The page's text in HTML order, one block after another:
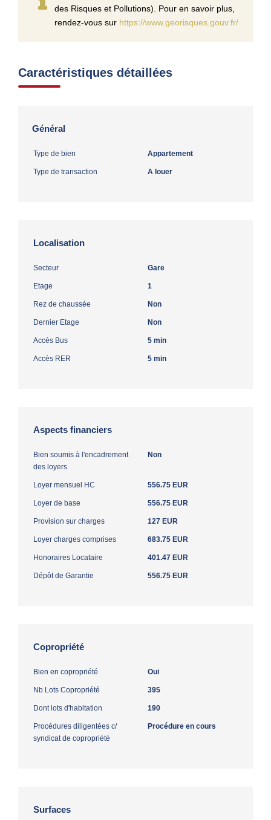
des Risques et Pollutions). Pour en savoir plus,
rendez-vous sur https://www.georisques.gouv.fr/
Caractéristiques détaillées
Général
Type de bien Appartement
Type de transaction A louer
Localisation
Secteur Gare
Etage 1
Rez de chaussée Non
Dernier Etage Non
Accès Bus 5 min
Accès RER 5 min
Aspects financiers
Bien soumis à l'encadrement
des loyers
Non
Loyer mensuel HC 556.75 EUR
Loyer de base 556.75 EUR
Provision sur charges 127 EUR
Loyer charges comprises 683.75 EUR
Honoraires Locataire 401.47 EUR
Dépôt de Garantie 556.75 EUR
Copropriété
Bien en copropriété Oui
Nb Lots Copropriété 395
Dont lots d'habitation 190
Procédures diligentées c/
syndicat de copropriété
Procédure en cours
Surfaces